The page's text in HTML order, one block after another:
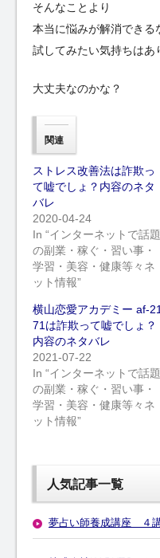
そんなことより
本当に悩みが解消できる
試してみたい気持ちはあ
大丈夫なのかな？
関連
ストレス改善法は詐欺っ
て嘘でしょ？内容のネタ
バレ
2020-04-24
In “インターネットで話題
の副業・稼ぐ・習い事・
学習・美容・健康等々ネ
ット情報”
横山恋愛アカデミー af-
71は詐欺って嘘でしょ？
内容のネタバレ
2021-07-22
In “インターネットで話題
の副業・稼ぐ・習い事・
学習・美容・健康等々ネ
ット情報”
人気記事一覧
夢占い師養成講座 ４